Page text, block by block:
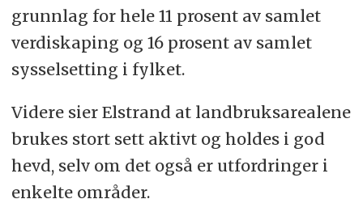
grunnlag for hele 11 prosent av samlet
verdiskaping og 16 prosent av samlet
sysselsetting i fylket.
Videre sier Elstrand at landbruksarealene
brukes stort sett aktivt og holdes i god
hevd, selv om det også er utfordringer i
enkelte områder.